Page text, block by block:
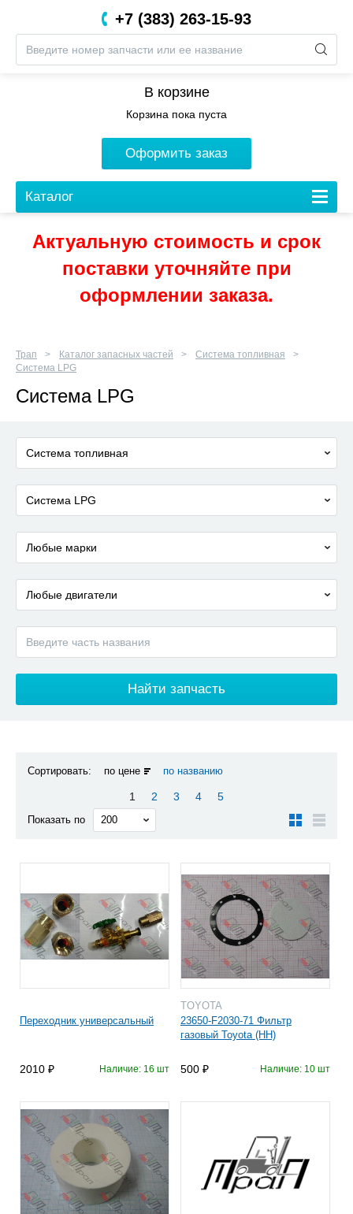
8 (800) 201-05-06
+7 (383) 263-15-93
В корзине
Корзина пока пуста
Оформить заказ
Каталог
Актуальную стоимость и срок
поставки уточняйте при
оформлении заказа.
Трап Каталог запасных частей
Система топливная
Система LPG
Система LPG
Сортировать: по цене по названию
1 2 3 4 5
Показать по
Переходник универсальный
2010 Наличие: 16 шт
TOYOTA
23650-F2030-71 Фильтр
газовый Toyota (HH)
500 Наличие: 10 шт